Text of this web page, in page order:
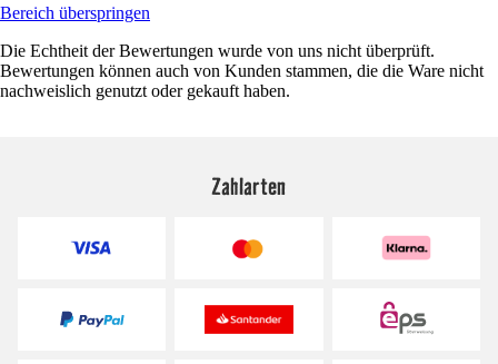
Bereich überspringen
Die Echtheit der Bewertungen wurde von uns nicht überprüft.
Bewertungen können auch von Kunden stammen, die die Ware nicht
nachweislich genutzt oder gekauft haben.
Zahlarten